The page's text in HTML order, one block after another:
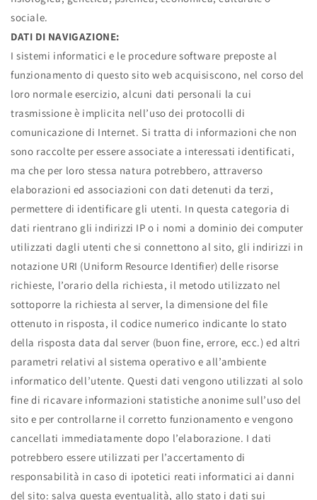
sociale.
DATI DI NAVIGAZIONE:
I sistemi informatici e le procedure software preposte al
funzionamento di questo sito web acquisiscono, nel corso del
loro normale esercizio, alcuni dati personali la cui
trasmissione è implicita nell’uso dei protocolli di
comunicazione di Internet. Si tratta di informazioni che non
sono raccolte per essere associate a interessati identificati,
ma che per loro stessa natura potrebbero, attraverso
elaborazioni ed associazioni con dati detenuti da terzi,
permettere di identificare gli utenti. In questa categoria di
dati rientrano gli indirizzi IP o i nomi a dominio dei computer
utilizzati dagli utenti che si connettono al sito, gli indirizzi in
notazione URI (Uniform Resource Identifier) delle risorse
richieste, l’orario della richiesta, il metodo utilizzato nel
sottoporre la richiesta al server, la dimensione del file
ottenuto in risposta, il codice numerico indicante lo stato
della risposta data dal server (buon fine, errore, ecc.) ed altri
parametri relativi al sistema operativo e all’ambiente
informatico dell’utente. Questi dati vengono utilizzati al solo
fine di ricavare informazioni statistiche anonime sull’uso del
sito e per controllarne il corretto funzionamento e vengono
cancellati immediatamente dopo l’elaborazione. I dati
potrebbero essere utilizzati per l’accertamento di
responsabilità in caso di ipotetici reati informatici ai danni
del sito: salva questa eventualità, allo stato i dati sui